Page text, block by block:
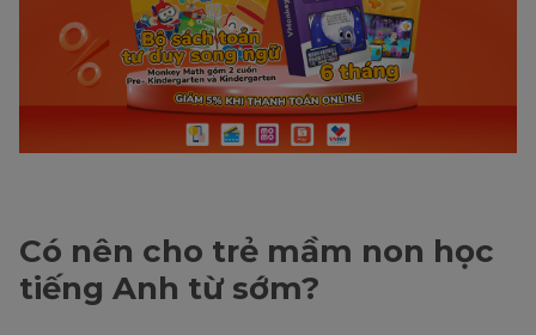
Có nên cho trẻ mầm non học
tiếng Anh từ sớm?